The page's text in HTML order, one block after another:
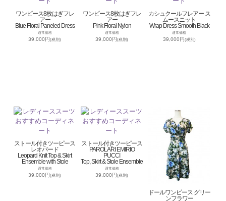
ワンピース8枚はぎフレ
アー
Blue Floral Paneled Dress
通常価格
39,000円(税別)
ワンピース8枚はぎフレ
アー
Pink Floral Nylon
通常価格
39,000円(税別)
カシュクールフレアー ス
ムースニット
Wrap Dress Smooth Black
通常価格
39,000円(税別)
ストール付きツーピース
レオパード
Leopard Knit Top & Skirt
Ensemble with Stole
通常価格
39,000円(税別)
ストール付きツーピース
PAROLARI EMIRIO
PUCCI
Top, Skirt & Stole Ensemble
通常価格
39,000円(税別)
ドールワンピース グリー
ンフラワー